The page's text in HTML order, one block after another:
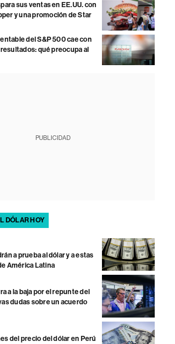
sus ventas en EE.UU. con
y una promoción de Star
del S&P 500 cae con
qué preocupa al
PUBLICIDAD
DÓLAR HOY
a prueba al dólar y a estas
América Latina
a la baja por el repunte del
dudas sobre un acuerdo
del precio del dólar en Perú